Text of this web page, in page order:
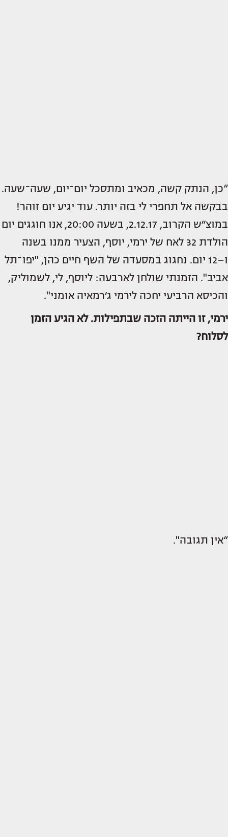
“כן, הנתק קשה, מכאיב ומתסכל יום־יום, שעה־שעה.
בבקשה אל תחפרי לי בזה יותר. עוד יגיע יום זוהר!
במוצ״ש הקרוב, 2.12.17, בשעה 20:00, אנו חוגגים יום
הולדת 32 לאח של ירמי, יוסף, הצעיר ממנו בשנה
ו–12 יום. נחגוג במסעדה של השף חיים כהן, "יפו־תל
אביב". הזמנתי שולחן לארבעה: ליוסף, לי, לשמוליק,
והכיסא הרביעי יחכה לירמי ג׳רמאיה אומני".
ירמי, זו הייתה הזכה שבתפילות. לא הגיע הזמן
לסלוח?
“אין תגובה".